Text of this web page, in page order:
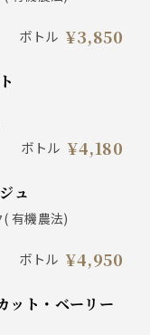
ボトル ¥3,850
ボトル ¥4,180
ュ
有機農法)
ボトル ¥4,950